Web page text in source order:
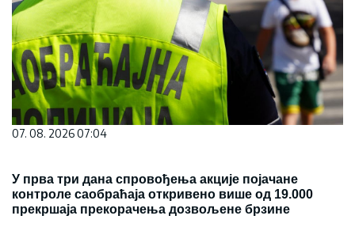
07. 08. 2026 07:04
У прва три дана спровођења акције појачане
контроле саобраћаја откривено више од 19.000
прекршаја прекорачења дозвољене брзине